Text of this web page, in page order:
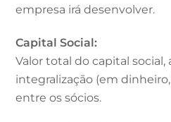
empresa irá desenvolver.
Capital Social:
Valor total do capital social,
integralização (em
entre os sócios.